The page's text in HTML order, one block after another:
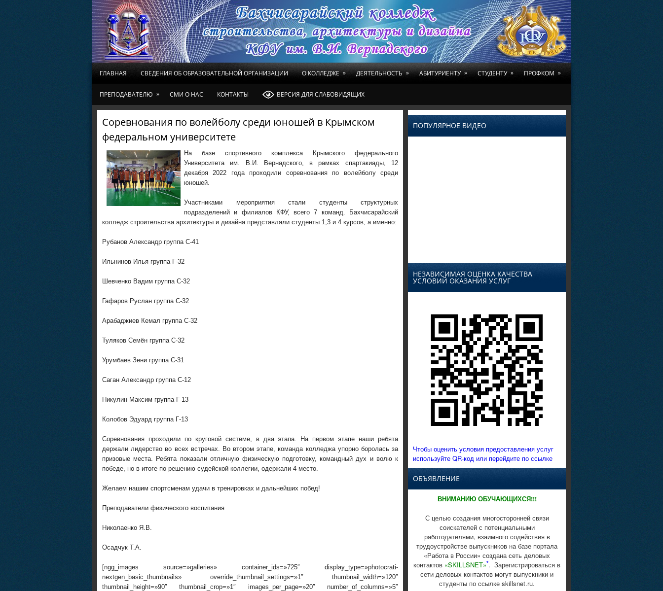
ГЛАВНАЯ СВЕДЕНИЯ ОБ ОБРАЗОВАТЕЛЬНОЙ ОРГАНИЗАЦИИ О КОЛЛЕДЖЕ » ДЕЯТЕЛЬНОСТЬ » АБИТУРИЕНТУ » СТУДЕНТУ » ПРОФКОМ »
ПРЕПОДАВАТЕЛЮ » СМИ О НАС КОНТАКТЫ ВЕРСИЯ ДЛЯ СЛАБОВИДЯЩИХ
Соревнования по волейболу среди юношей в Крымском
федеральном университете
На базе спортивного комплекса Крымского федерального
Университета им. В.И. Вернадского, в рамках спартакиады, 12
декабря 2022 года проходили соревнования по волейболу среди
юношей.
Участниками мероприятия стали студенты структурных
подразделений и филиалов КФУ, всего 7 команд. Бахчисарайский
колледж строительства архитектуры и дизайна представляли студенты 1,3 и 4 курсов, а именно:
Рубанов Александр группа С-41
Ильнинов Илья группа Г-32
Шевченко Вадим группа С-32
Гафаров Руслан группа С-32
Арабаджиев Кемал группа С-32
Туляков Семён группа С-32
Урумбаев Зени группа С-31
Саган Александр группа С-12
Никулин Максим группа Г-13
Колобов Эдуард группа Г-13
Соревнования проходили по круговой системе, в два этапа. На первом этапе наши ребята
держали лидерство во всех встречах. Во втором этапе, команда колледжа упорно боролась за
призовые места. Ребята показали отличную физическую подготовку, командный дух и волю к
победе, но в итоге по решению судейской коллегии, одержали 4 место.
Желаем нашим спортсменам удачи в тренировках и дальнейших побед!
Преподаватели физического воспитания
Николаенко Я.В.
Осадчук Т.А.
[ngg_images source=»galleries» container_ids=»725″ display_type=»photocrati-
nextgen_basic_thumbnails» override_thumbnail_settings=»1″ thumbnail_width=»120″
thumbnail_height=»90″ thumbnail_crop=»1″ images_per_page=»20″ number_of_columns=»5″
ПОПУЛЯРНОЕ ВИДЕО
НЕЗАВИСИМАЯ ОЦЕНКА КАЧЕСТВА
УСЛОВИЙ ОКАЗАНИЯ УСЛУГ
Чтобы оценить условия предоставления услуг
используйте QR-код или перейдите по ссылке
ОБЪЯВЛЕНИЕ
ВНИМАНИЮ ОБУЧАЮЩИХСЯ!!!
С целью создания многосторонней связи
соискателей с потенциальными
работодателями, взаимного содействия в
трудоустройстве выпускников на базе портала
«Работа в России» создана сеть деловых
контактов «SKILLSNET»*. Зарегистрироваться в
сети деловых контактов могут выпускники и
студенты по ссылке skillsnet.ru.